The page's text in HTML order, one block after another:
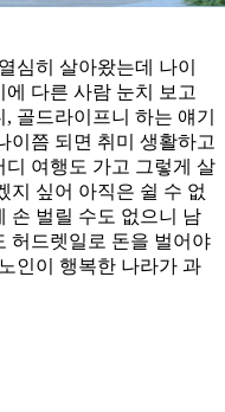
심히 살아왔는데 나이
다른 사람 눈치 보고
골드라이프니 하는 얘기
이쯤 되면 취미 생활하고
여행도 가고 그렇게 살
지 싶어 아직은 쉴 수 없
손 벌릴 수도 없으니 남
허드렛일로 돈을 벌어야
인이 행복한 나라가 과